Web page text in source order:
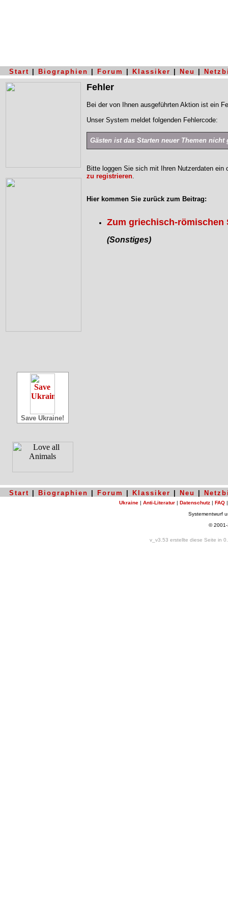
Start Biographien Forum Klassiker Neu
Save Ukraine!
Fehler
Bei der von Ihnen ausgeführten Aktion ist ein
Unser System meldet folgenden Fehlercode:
Gästen ist das Starten neuer Themen nicht
Bitte loggen Sie sich mit Ihren Nutzerdaten
zu registrieren.
Hier kommen Sie zurück zum Beitrag:
Zum griechisch-römischen
(Sonstiges)
Start Biographien Forum Klassiker Neu
Ukraine | Anti-Literatur | Datenschutz | FAQ
Systementwurf
©
v_v3.53 erstellte diese Seite in